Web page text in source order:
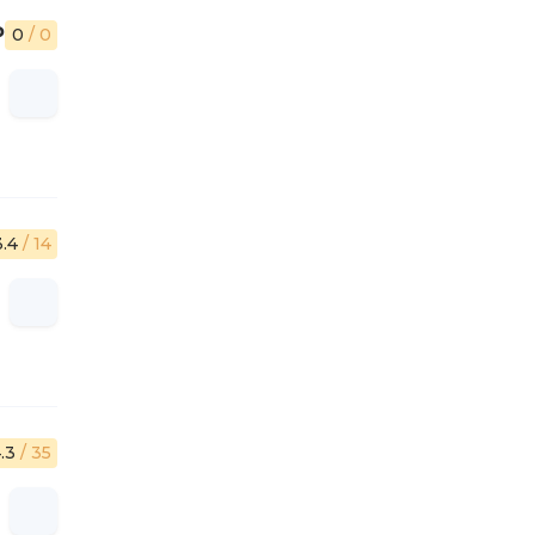
0 / 0
/ 14
/ 35